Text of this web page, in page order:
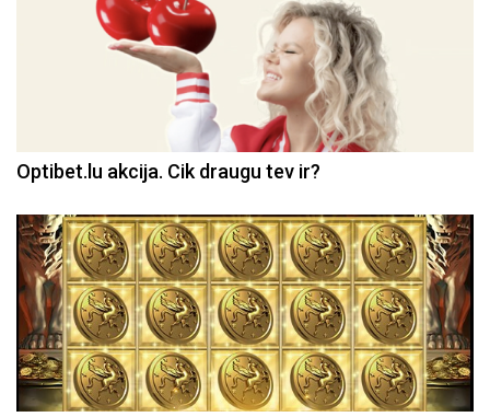
Optibet.lu akcija. Cik draugu tev ir?